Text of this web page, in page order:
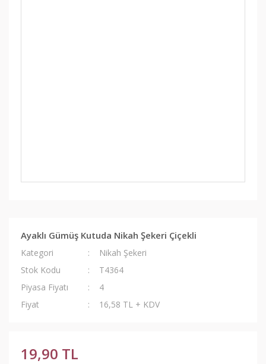
Ayaklı Gümüş Kutuda Nikah Şekeri Çiçekli
Kategori
Nikah Şekeri
Stok Kodu
T4364
Piyasa Fiyatı
4
Fiyat
16,58 TL + KDV
19,90 TL